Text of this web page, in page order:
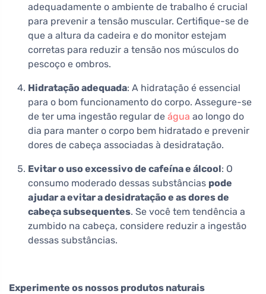
adequadamente o ambiente de trabalho é crucial
para prevenir a tensão muscular. Certifique-se de
que a altura da cadeira e do monitor estejam
corretas para reduzir a tensão nos músculos do
pescoço e ombros.
Hidratação adequada: A hidratação é essencial
para o bom funcionamento do corpo. Assegure-se
de ter uma ingestão regular de água ao longo do
dia para manter o corpo bem hidratado e prevenir
dores de cabeça associadas à desidratação.
Evitar o uso excessivo de cafeína e álcool: O
consumo moderado dessas substâncias pode
ajudar a evitar a desidratação e as dores de
cabeça subsequentes. Se você tem tendência a
zumbido na cabeça, considere reduzir a ingestão
dessas substâncias.
Experimente os nossos produtos naturais